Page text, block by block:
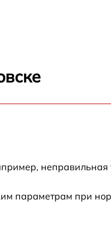
750 р
неправильная
параметрам при